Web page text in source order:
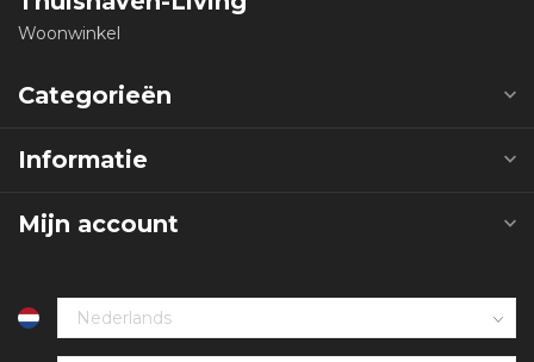
Woonwinkel
Categorieën
Informatie
Mijn account